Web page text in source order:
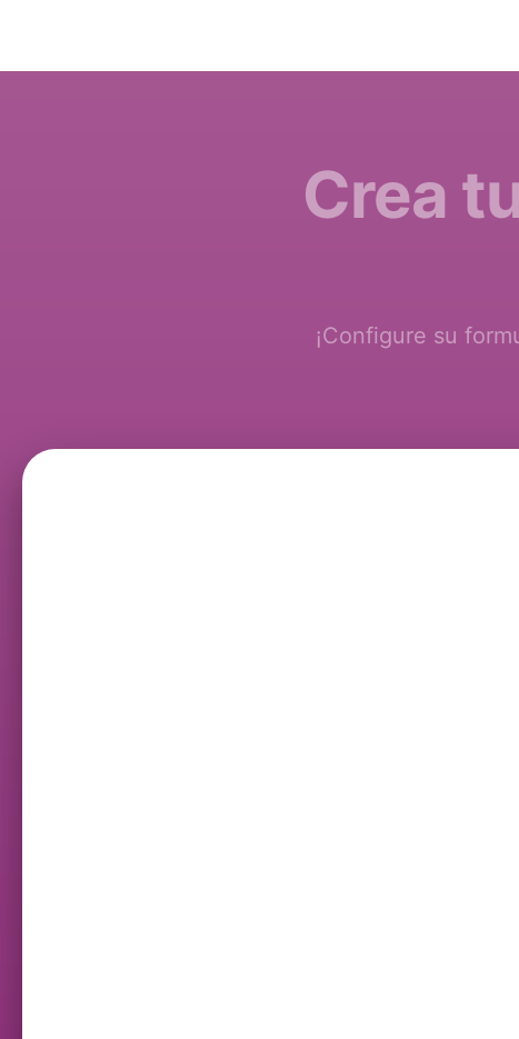
Crea
¡Configure su